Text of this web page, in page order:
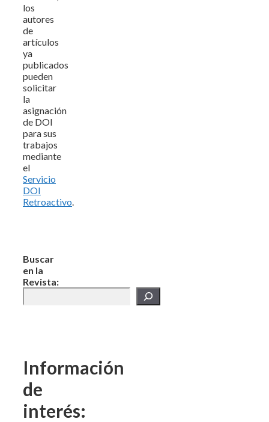
los
autores
de
artículos
ya
publicados
pueden
solicitar
la
asignación
de DOI
para sus
trabajos
mediante
el
Servicio
DOI
Retroactivo.
Buscar
en la
Revista:
Información
de
interés: